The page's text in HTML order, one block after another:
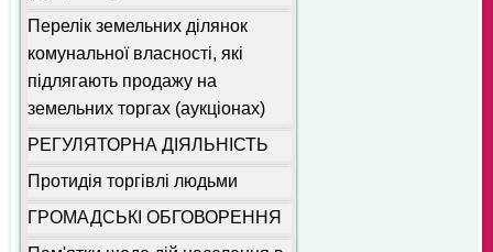
Перелік земельних ділянок
комунальної власності, які
підлягають продажу на
земельних торгах (аукціонах)
РЕГУЛЯТОРНА ДІЯЛЬНІСТЬ
Протидія торгівлі людьми
ГРОМАДСЬКІ ОБГОВОРЕННЯ